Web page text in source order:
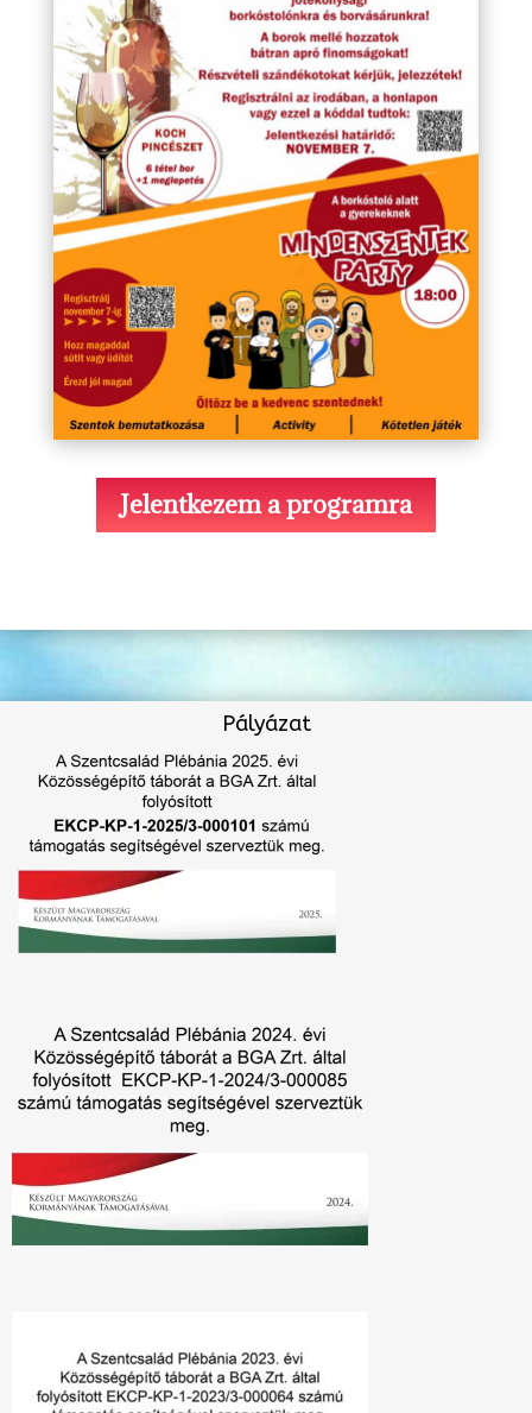
Jelentkezem a programra
Pályázat